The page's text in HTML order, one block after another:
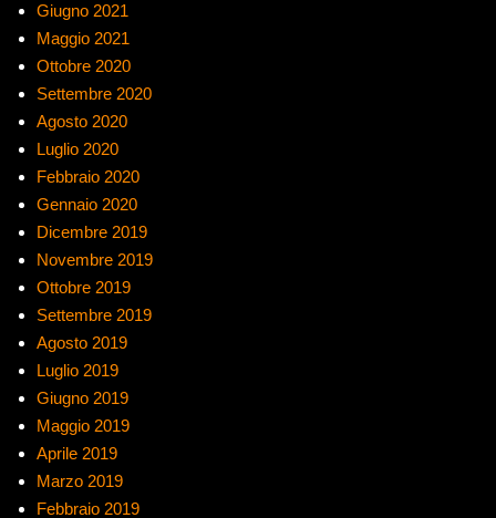
Giugno 2021
Maggio 2021
Ottobre 2020
Settembre 2020
Agosto 2020
Luglio 2020
Febbraio 2020
Gennaio 2020
Dicembre 2019
Novembre 2019
Ottobre 2019
Settembre 2019
Agosto 2019
Luglio 2019
Giugno 2019
Maggio 2019
Aprile 2019
Marzo 2019
Febbraio 2019